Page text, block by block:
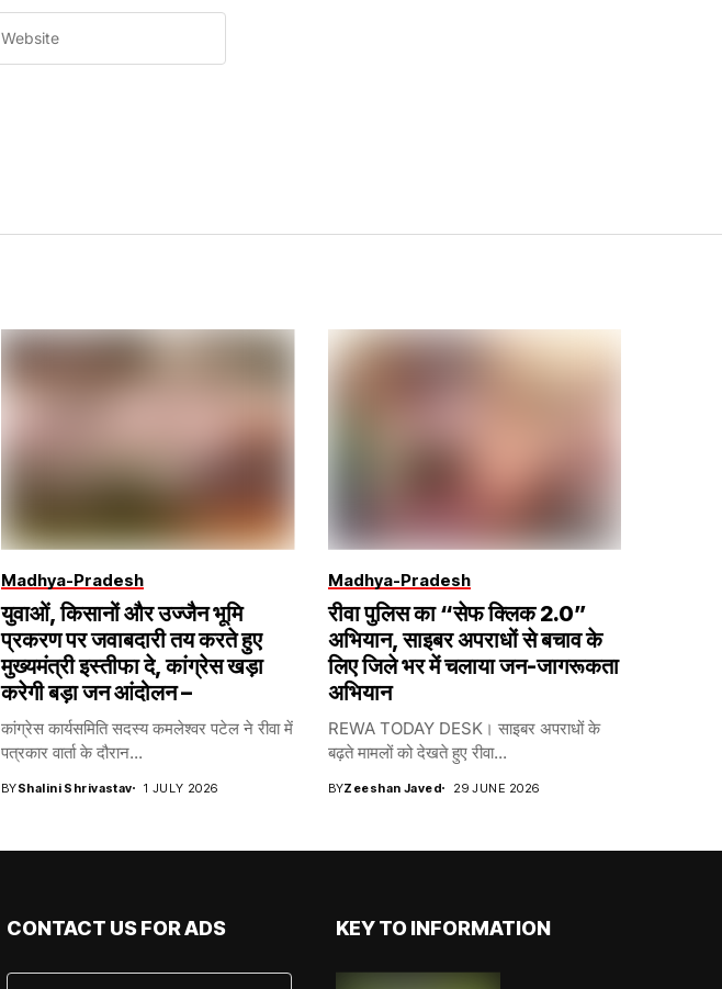
Madhya-Pradesh
युवाओं, किसानों और उज्जैन भूमि
प्रकरण पर जवाबदारी तय करते हुए
मुख्यमंत्री इस्तीफा दे, कांग्रेस खड़ा
करेगी बड़ा जन आंदोलन –
कांग्रेस कार्यसमिति सदस्य कमलेश्वर पटेल ने रीवा में
पत्रकार वार्ता के दौरान...
BYShalini Shrivastav 1 JULY 2026
Madhya-Pradesh
रीवा पुलिस का “सेफ क्लिक 2.0”
अभियान, साइबर अपराधों से बचाव के
लिए जिले भर में चलाया जन-जागरूकता
अभियान
REWA TODAY DESK। साइबर अपराधों के
बढ़ते मामलों को देखते हुए रीवा...
BYZeeshan Javed 29 JUNE 2026
CONTACT US FOR ADS KEY TO INFORMATION